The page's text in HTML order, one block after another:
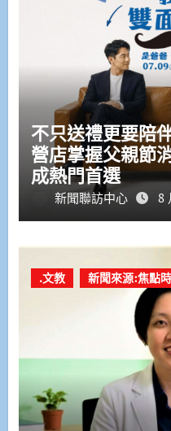
不只送禮更要陪
營店掌握父親節消費
成熱門首選
新聞聯訪中心 8
.文教 新聞來源:焦點